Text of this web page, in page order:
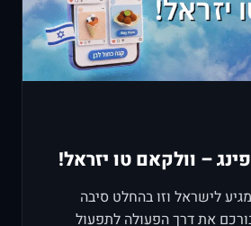
– וולקאם טו יזראל!
לישראל וזו בהחלט סיבה
את דרך הפעולה לתפעול